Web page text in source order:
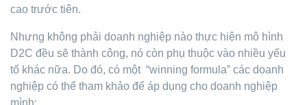
cao trước tiên.
Nhưng không phải doanh nghiệp nào thực hiện mô hình
D2C đều sẽ thành công, nó còn phụ thuộc vào nhiều yếu
tố khác nữa. Do đó, có một “winning formula” các doanh
nghiệp có thể tham khảo để áp dụng cho doanh nghiệp